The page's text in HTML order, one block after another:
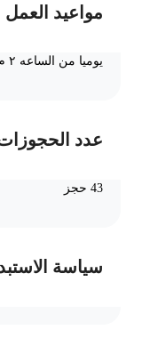
مواعيد العمل
يوميا من الساعه ٢ م الي ٩ م
عدد الحجوزات
سياسة